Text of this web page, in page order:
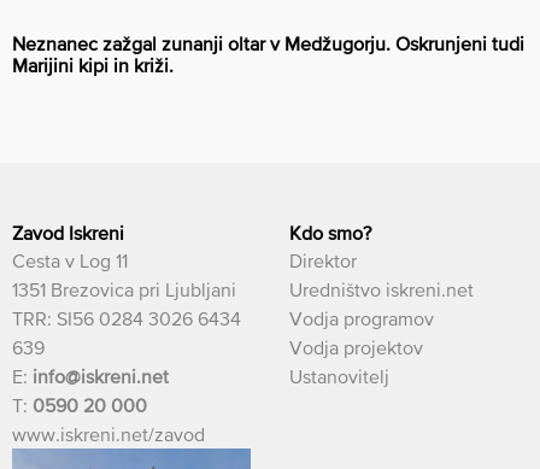
Neznanec zažgal zunanji oltar v Medžugorju. Oskrunjeni tudi
Marijini kipi in križi.
Zavod Iskreni
Cesta v Log 11
1351 Brezovica pri Ljubljani
TRR: SI56 0284 3026 6434
639
E: info@iskreni.net
T: 0590 20 000
www.iskreni.net/zavod
Kdo smo?
Direktor
Uredništvo iskreni.net
Vodja programov
Vodja projektov
Ustanovitelj